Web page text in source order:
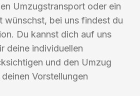
Umzugstransport oder ein
wünschst, bei uns findest du
Du kannst dich auf uns
deine individuellen
und den Umzug
Vorstellungen